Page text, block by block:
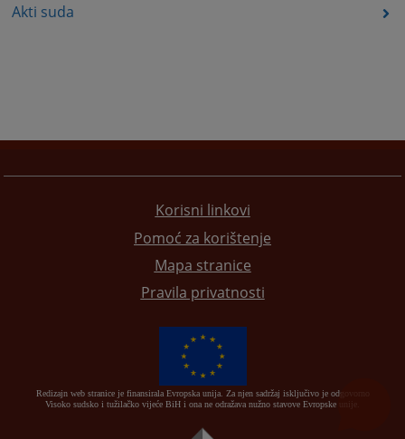
Akti suda
Korisni linkovi
Pomoć za korištenje
Mapa stranice
Pravila privatnosti
Redizajn web stranice je finansirala Evropska unija. Za njen sadržaj isključivo je odgovorno
Visoko sudsko i tužilačko vijeće BiH i ona ne odražava nužno stavove Evropske unije.